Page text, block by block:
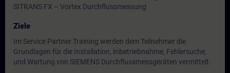
SITRANS FX – Vortex Durchflussmessung
Ziele
Im Service Partner Training werden dem Teilnehmer die
Grundlagen für die Installation, Inbetriebnahme, Fehlersuche,
und Wartung von SIEMENS Durchflussmessgeräten vermittelt.